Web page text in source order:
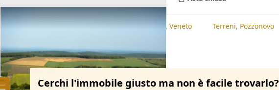
Ricerche correlate Terreni, Padova Terreni, Veneto Terreni, Pozzonovo
Cerchi l'immobile giusto ma non è facile trovarlo?